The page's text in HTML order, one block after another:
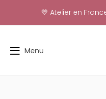
content
💛 Atelier en
Menu